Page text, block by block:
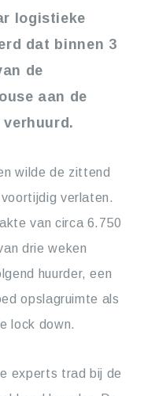
logistieke
dat binnen 3
de
aan de
wilde de zittend
verlaten.
van circa 6.750
drie weken
huurder, een
opslagruimte als
lock down.
experts trad bij de